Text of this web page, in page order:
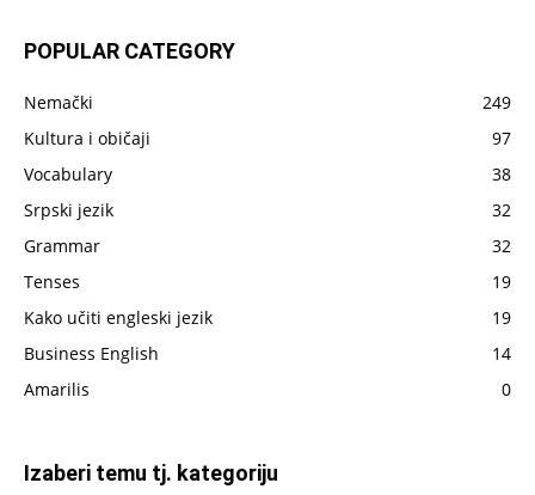
do
napisano
POPULAR CATEGORY
Nemački
249
Kultura i običaji
97
Vocabulary
38
Srpski jezik
32
Grammar
32
Tenses
19
Kako učiti engleski jezik
19
Business English
14
Amarilis
0
Izaberi temu tj. kategoriju